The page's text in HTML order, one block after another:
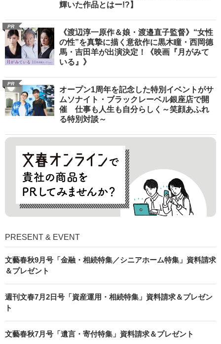
輝いた作品とはー!?】
PR
《渡辺淳一原作＆娘・渡邉直子監督》“女性
の性”を真摯に描く意欲作に黒木瞳・西岡德
馬・吉田羊が出演決定！《映画『月がみて
いる』》
PR
オープン1周年を記念した特別イベントがサ
ムソナイト・ブラックレーベル銀座店で開
催 仕事も人生も自分らしく～笑顔あふれ
る特別対談～
PRESENT & EVENT
文藝春秋9月号「金融・相続特集／シニアホーム特集」資料請求
＆プレゼント
週刊文春7月2日号「資産運用・相続特集」資料請求＆プレゼン
ト
文藝春秋7月号「遺言・寄付特集」資料請求＆プレゼント